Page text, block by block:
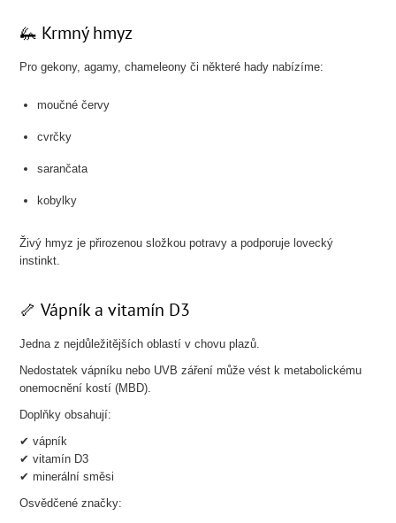
🦗 Krmný hmyz
Pro gekony, agamy, chameleony či některé hady nabízíme:
moučné červy
cvrčky
sarančata
kobylky
Živý hmyz je přirozenou složkou potravy a podporuje lovecký
instinkt.
🦴 Vápník a vitamín D3
Jedna z nejdůležitějších oblastí v chovu plazů.
Nedostatek vápníku nebo UVB záření může vést k metabolickému
onemocnění kostí (MBD).
Doplňky obsahují:
✔ vápník
✔ vitamín D3
✔ minerální směsi
Osvědčené značky: